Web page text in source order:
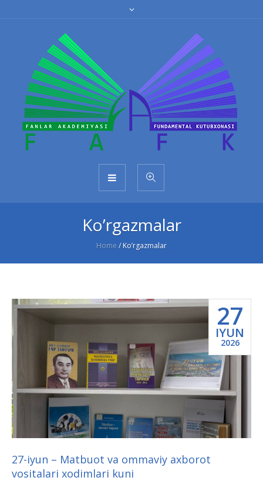
Ko’rgazmalar
Home / Ko’rgazmalar
27
IYUN
2026
27-iyun – Matbuot va ommaviy axborot
vositalari xodimlari kuni